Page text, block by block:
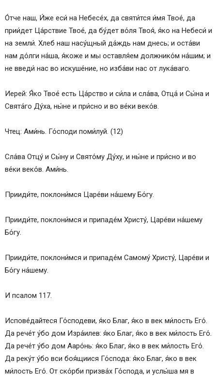
О́тче наш, И́же еси́ на Небесе́х, да святи́тся и́мя Твое́, да
прии́дет Ца́рствие Твое́, да бу́дет во́ля Твоя́, я́ко на Небеси́ и
на земли́. Хлеб наш насу́щный да́ждь нам днесь; и оста́ви
нам до́лги на́ша, я́коже и мы оставля́ем должнико́м на́шим; и
не введи́ нас во искуше́ние, но изба́ви нас от лука́ваго.
Иерей: Я́ко Твое́ есть Ца́рство и си́ла и сла́ва, Отца́ и Сы́на и
Свята́го Ду́ха, ны́не и при́сно и во ве́ки веко́в.
Чтец: Ами́нь. Го́споди поми́луй. (12)
Сла́ва Отцу́ и Сы́ну и Свято́му Ду́ху, и ны́не и при́сно и во
ве́ки веко́в. Ами́нь.
Прииди́те, поклони́мся Царе́ви на́шему Бо́гу.
Прииди́те, поклони́мся и припаде́м Христу́, Царе́ви на́шему
Бо́гу.
Прииди́те, поклони́мся и припаде́м Самому́ Христу́, Царе́ви и
Бо́гу на́шему.
И псалом 117.
Испове́дайтеся Го́сподеви, я́ко Благ, я́ко в век ми́лость Его́.
Да рече́т у́бо дом Изра́илев: я́ко Благ, я́ко в век ми́лость Его́.
Да рече́т у́бо дом Ааро́нь: я́ко Благ, я́ко в век ми́лость Его́.
Да реку́т у́бо вси боя́щиися Го́спода: я́ко Благ, я́ко в век
ми́лость Его́. От ско́рби призва́х Го́спода, и услы́ша мя в